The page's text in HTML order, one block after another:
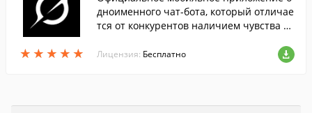
★ ★ ★ ★ ★
★ ★ ★ ★ ★
дноименного чат-бота, который отличае
тся от конкурентов наличием чувства ю
ии и отсутствием цензуры.
Лицензия: Бесплатно